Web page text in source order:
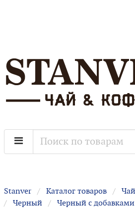
Stanver Каталог товаров
Черный
Черный с добавками